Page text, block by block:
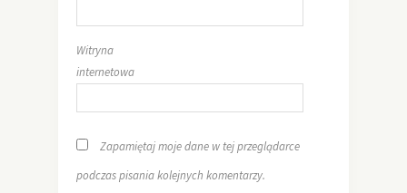
Witryna
internetowa
Zapamiętaj moje dane w tej przeglądarce
podczas pisania kolejnych komentarzy.